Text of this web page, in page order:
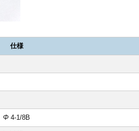
仕様
Φ 4-1/8B